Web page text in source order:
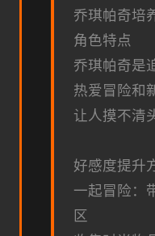
乔琪帕奇培
角色特点
乔琪帕奇是
热爱冒险和
让人摸不清
好感度提升
一起冒险：
区